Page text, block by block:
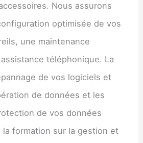
Nous assurons
optimisée de vos
une maintenance
téléphonique. La
de vos logiciels et
de données et les
de vos données
formation sur la gestion et